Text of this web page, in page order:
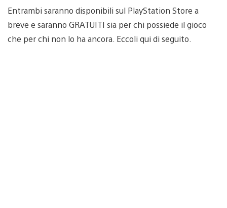
Entrambi saranno disponibili sul PlayStation Store a
breve e saranno GRATUITI sia per chi possiede il gioco
che per chi non lo ha ancora. Eccoli qui di seguito.